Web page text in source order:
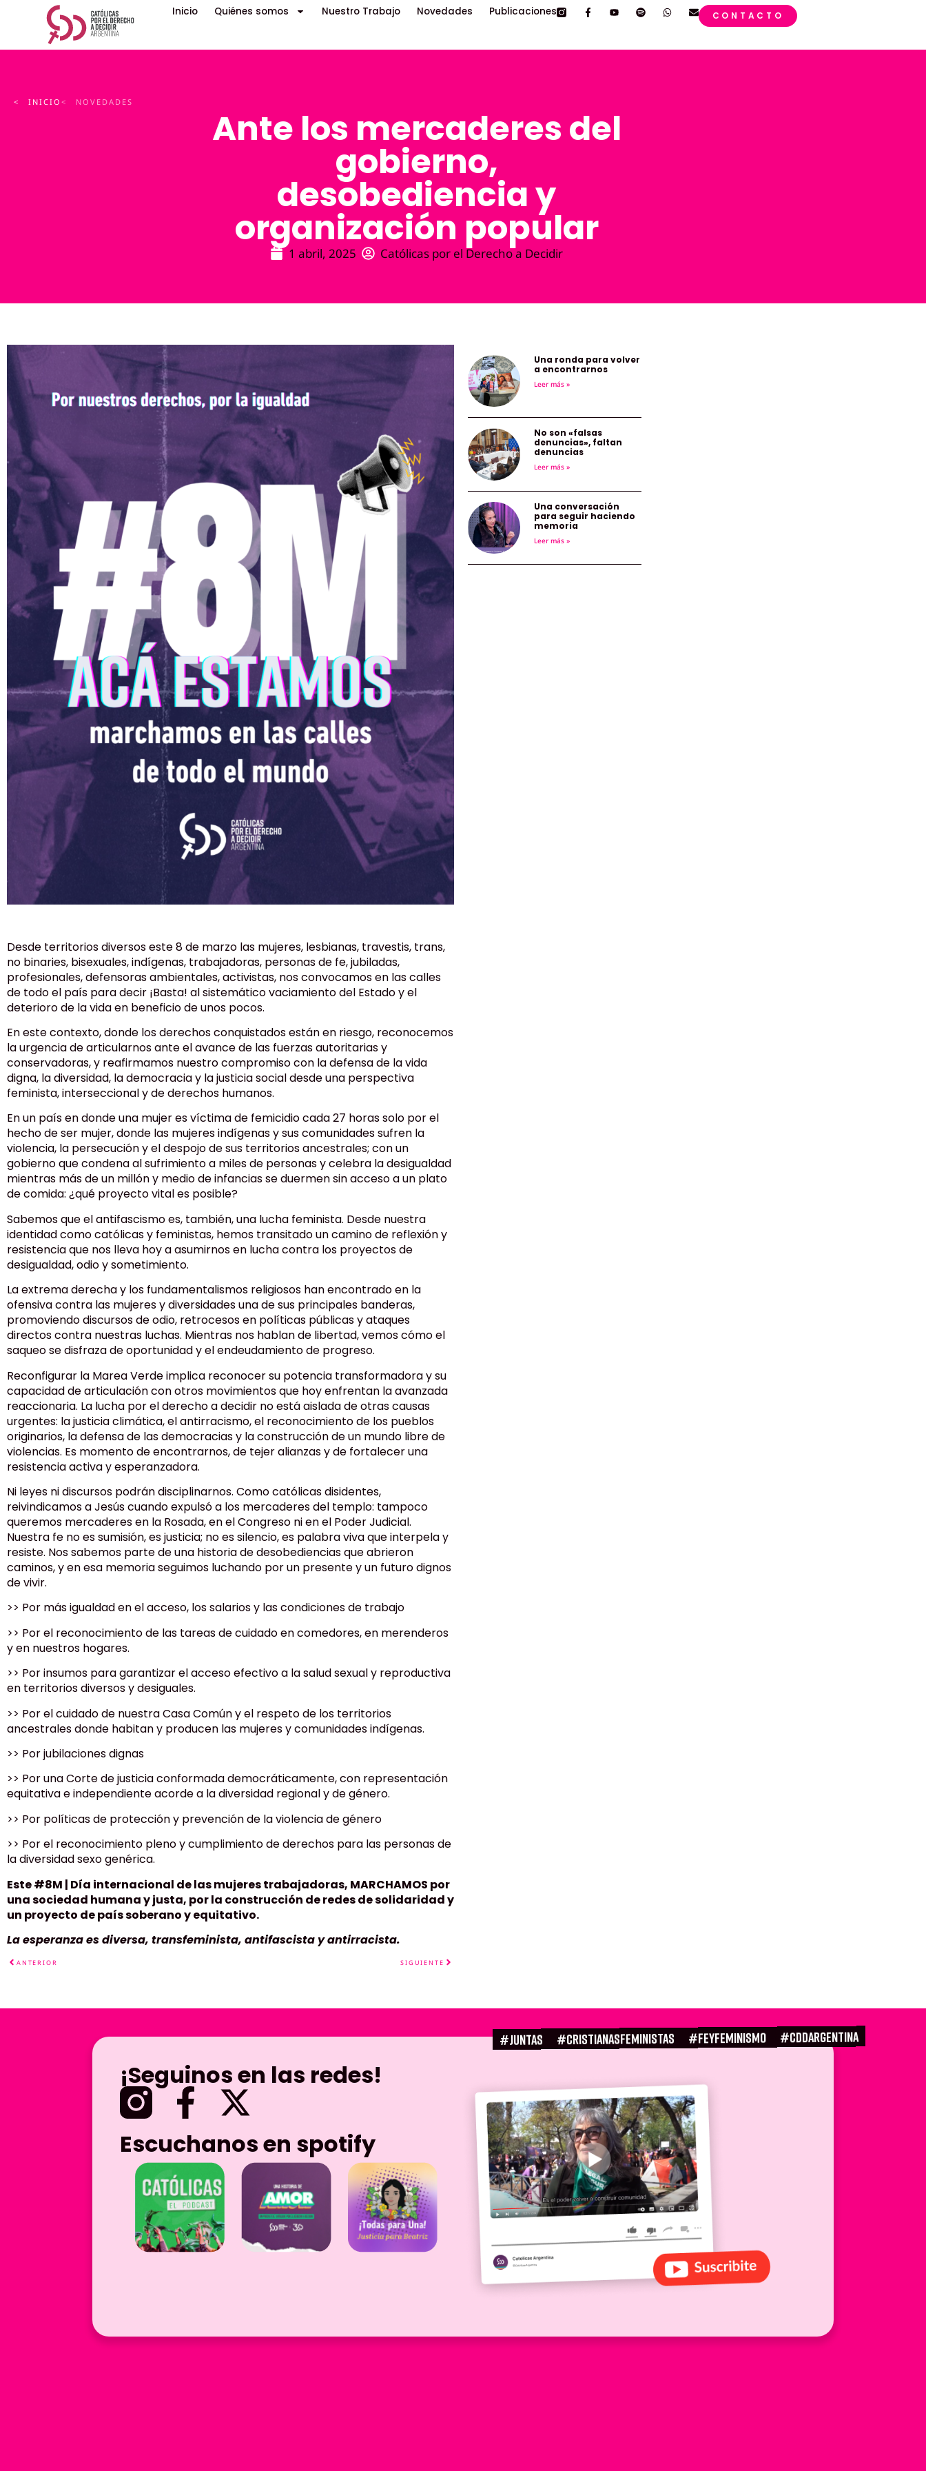
Inicio Quiénes somos Nuestro Trabajo Novedades Publicaciones CONTACTO
< INICIO < NOVEDADES
Ante los mercaderes del
gobierno,
desobediencia y
organización popular
1 abril, 2025 Católicas por el Derecho a Decidir
Desde territorios diversos este 8 de marzo las mujeres, lesbianas, travestis, trans,
no binaries, bisexuales, indígenas, trabajadoras, personas de fe, jubiladas,
profesionales, defensoras ambientales, activistas, nos convocamos en las calles
de todo el país para decir ¡Basta! al sistemático vaciamiento del Estado y el
deterioro de la vida en beneficio de unos pocos.
En este contexto, donde los derechos conquistados están en riesgo, reconocemos
la urgencia de articularnos ante el avance de las fuerzas autoritarias y
conservadoras, y reafirmamos nuestro compromiso con la defensa de la vida
digna, la diversidad, la democracia y la justicia social desde una perspectiva
feminista, interseccional y de derechos humanos.
En un país en donde una mujer es víctima de femicidio cada 27 horas solo por el
hecho de ser mujer, donde las mujeres indígenas y sus comunidades sufren la
violencia, la persecución y el despojo de sus territorios ancestrales; con un
gobierno que condena al sufrimiento a miles de personas y celebra la desigualdad
mientras más de un millón y medio de infancias se duermen sin acceso a un plato
de comida: ¿qué proyecto vital es posible?
Sabemos que el antifascismo es, también, una lucha feminista. Desde nuestra
identidad como católicas y feministas, hemos transitado un camino de reflexión y
resistencia que nos lleva hoy a asumirnos en lucha contra los proyectos de
desigualdad, odio y sometimiento.
La extrema derecha y los fundamentalismos religiosos han encontrado en la
ofensiva contra las mujeres y diversidades una de sus principales banderas,
promoviendo discursos de odio, retrocesos en políticas públicas y ataques
directos contra nuestras luchas. Mientras nos hablan de libertad, vemos cómo el
saqueo se disfraza de oportunidad y el endeudamiento de progreso.
Reconfigurar la Marea Verde implica reconocer su potencia transformadora y su
capacidad de articulación con otros movimientos que hoy enfrentan la avanzada
reaccionaria. La lucha por el derecho a decidir no está aislada de otras causas
urgentes: la justicia climática, el antirracismo, el reconocimiento de los pueblos
originarios, la defensa de las democracias y la construcción de un mundo libre de
violencias. Es momento de encontrarnos, de tejer alianzas y de fortalecer una
resistencia activa y esperanzadora.
Ni leyes ni discursos podrán disciplinarnos. Como católicas disidentes,
reivindicamos a Jesús cuando expulsó a los mercaderes del templo: tampoco
queremos mercaderes en la Rosada, en el Congreso ni en el Poder Judicial.
Nuestra fe no es sumisión, es justicia; no es silencio, es palabra viva que interpela y
resiste. Nos sabemos parte de una historia de desobediencias que abrieron
caminos, y en esa memoria seguimos luchando por un presente y un futuro dignos
de vivir.
>> Por más igualdad en el acceso, los salarios y las condiciones de trabajo
>> Por el reconocimiento de las tareas de cuidado en comedores, en merenderos
y en nuestros hogares.
>> Por insumos para garantizar el acceso efectivo a la salud sexual y reproductiva
en territorios diversos y desiguales.
>> Por el cuidado de nuestra Casa Común y el respeto de los territorios
ancestrales donde habitan y producen las mujeres y comunidades indígenas.
>> Por jubilaciones dignas
>> Por una Corte de justicia conformada democráticamente, con representación
equitativa e independiente acorde a la diversidad regional y de género.
>> Por políticas de protección y prevención de la violencia de género
>> Por el reconocimiento pleno y cumplimiento de derechos para las personas de
la diversidad sexo genérica.
Este #8M | Día internacional de las mujeres trabajadoras, MARCHAMOS por
una sociedad humana y justa, por la construcción de redes de solidaridad y
un proyecto de país soberano y equitativo.
La esperanza es diversa, transfeminista, antifascista y antirracista.
ANTERIOR SIGUIENTE
Una ronda para volver
a encontrarnos
Leer más »
No son «falsas
denuncias», faltan
denuncias
Leer más »
Una conversación
para seguir haciendo
memoria
Leer más »
#juntas #CRISTIANASFEMINISTAS #FEYFEMINISMO #CDDARGENTINA
¡Seguinos en las redes!
Escuchanos en spotify